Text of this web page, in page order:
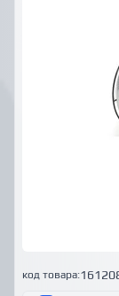
код товара: